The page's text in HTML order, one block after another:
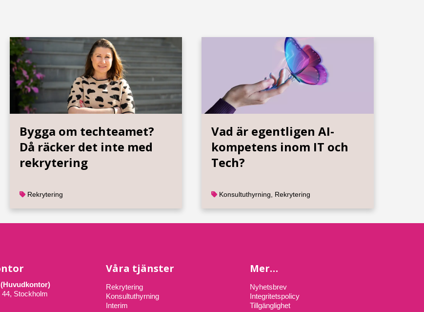
Bygga om techteamet?
Då räcker det inte med
rekrytering
Rekrytering
Vad är egentligen AI-
kompetens inom IT och
Tech?
Konsultuthyrning Rekrytering
44, Stockholm
Våra tjänster
Rekrytering
Konsultuthyrning
Interim
Mer…
Nyhetsbrev
Integritetspolicy
Tillgänglighet